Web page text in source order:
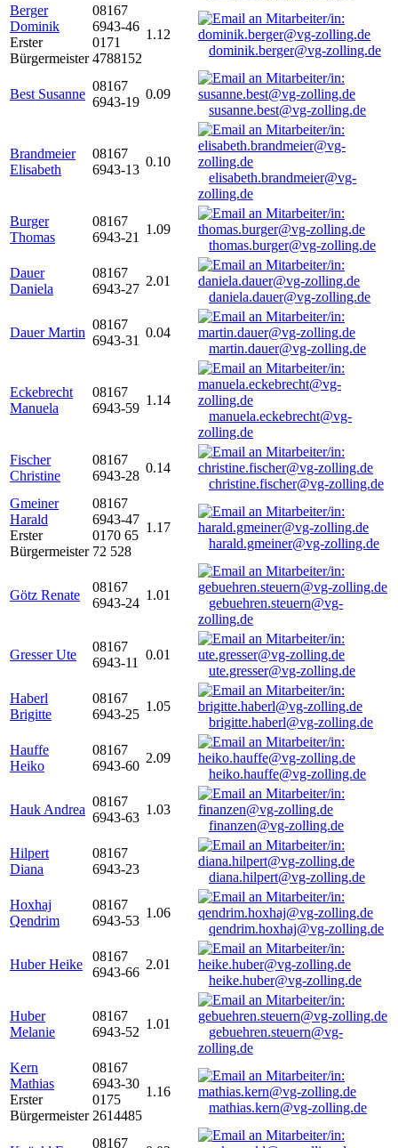
Berger
Dominik
Erster
Bürgermeister
08167
6943-46
0171
4788152
1.12
dominik.berger@vg-zolling.de
Best Susanne
08167
6943-19
0.09
susanne.best@vg-zolling.de
Brandmeier
Elisabeth
08167
6943-13
0.10
elisabeth.brandmeier@vg-
zolling.de
Burger
Thomas
08167
6943-21
1.09
thomas.burger@vg-zolling.de
Dauer
Daniela
08167
6943-27
2.01
daniela.dauer@vg-zolling.de
Dauer Martin
08167
6943-31
0.04
martin.dauer@vg-zolling.de
Eckebrecht
Manuela
08167
6943-59
1.14
manuela.eckebrecht@vg-
zolling.de
Fischer
Christine
08167
6943-28
0.14
christine.fischer@vg-zolling.de
Gmeiner
Harald
Erster
Bürgermeister
08167
6943-47
0170 65
72 528
1.17
harald.gmeiner@vg-zolling.de
Götz Renate
08167
6943-24
1.01
gebuehren.steuern@vg-
zolling.de
Gresser Ute
08167
6943-11
0.01
ute.gresser@vg-zolling.de
Haberl
Brigitte
08167
6943-25
1.05
brigitte.haberl@vg-zolling.de
Hauffe
Heiko
08167
6943-60
2.09
heiko.hauffe@vg-zolling.de
Hauk Andrea
08167
6943-63
1.03
finanzen@vg-zolling.de
Hilpert
Diana
08167
6943-23
diana.hilpert@vg-zolling.de
Hoxhaj
Qendrim
08167
6943-53
1.06
qendrim.hoxhaj@vg-zolling.de
Huber Heike
08167
6943-66
2.01
heike.huber@vg-zolling.de
Huber
Melanie
08167
6943-52
1.01
gebuehren.steuern@vg-
zolling.de
Kern
Mathias
Erster
Bürgermeister
08167
6943-30
0175
2614485
1.16
mathias.kern@vg-zolling.de
08167